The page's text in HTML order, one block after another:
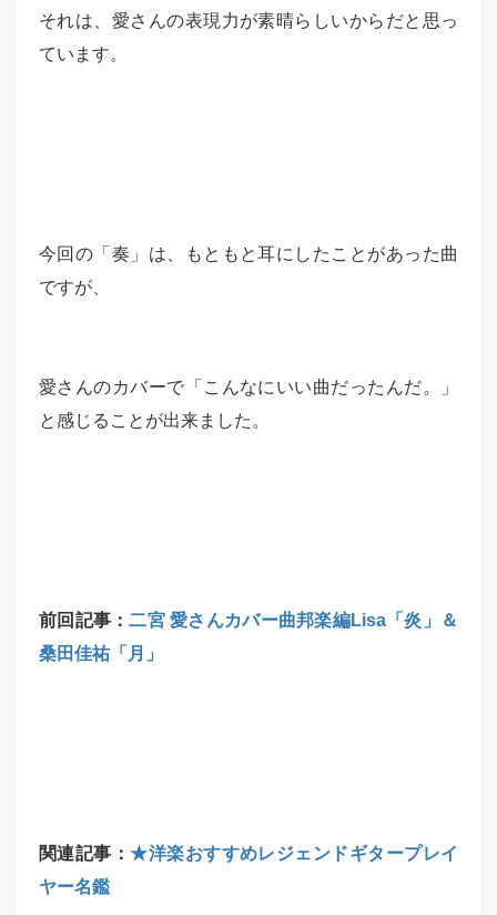
それは、愛さんの表現力が素晴らしいからだと思っ
ています。
今回の「奏」は、もともと耳にしたことがあった曲
ですが、
愛さんのカバーで「こんなにいい曲だったんだ。」
と感じることが出来ました。
前回記事：二宮 愛さんカバー曲邦楽編Lisa「炎」＆
桑田佳祐「月」
関連記事：★洋楽おすすめレジェンドギタープレイ
ヤー名鑑